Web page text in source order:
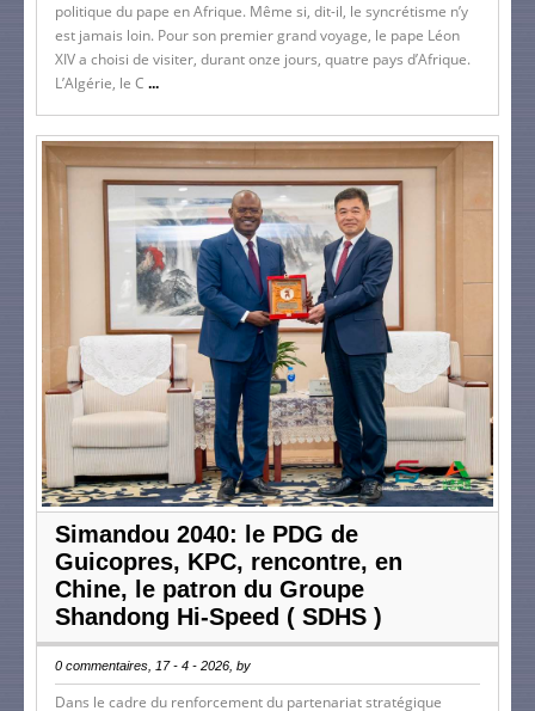
politique du pape en Afrique. Même si, dit-il, le syncrétisme n’y
est jamais loin. Pour son premier grand voyage, le pape Léon
XIV a choisi de visiter, durant onze jours, quatre pays d’Afrique.
L’Algérie, le C ...
Simandou 2040: le PDG de
Guicopres, KPC, rencontre, en
Chine, le patron du Groupe
Shandong Hi-Speed ( SDHS )
0 commentaires, 17 - 4 - 2026, by
Dans le cadre du renforcement du partenariat stratégique